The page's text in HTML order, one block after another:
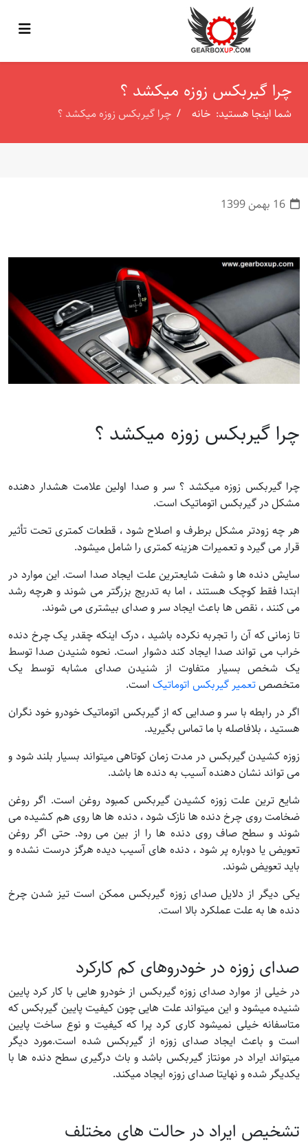
چرا گیربکس زوزه میکشد ؟
شما اینجا هستید: خانه چرا گیربکس زوزه میکشد ؟
16 بهمن 1399
چرا گیربکس زوزه میکشد ؟
چرا گیربکس زوزه میکشد ؟ سر و صدا اولین علامت هشدار دهنده
مشکل در گیربکس اتوماتیک است.
هر چه زودتر مشکل برطرف و اصلاح شود ، قطعات کمتری تحت تأثیر
قرار می گیرد و تعمیرات هزینه کمتری را شامل میشود.
سایش دنده ها و شفت شایعترین علت ایجاد صدا است. این موارد در
ابتدا فقط کوچک هستند ، اما به تدریج بزرگتر می شوند و هرچه رشد
می کنند ، نقص ها باعث ایجاد سر و صدای بیشتری می شوند.
تا زمانی که آن را تجربه نکرده باشید ، درک اینکه چقدر یک چرخ دنده
خراب می تواند صدا ایجاد کند دشوار است. نحوه شنیدن صدا توسط
یک شخص بسیار متفاوت از شنیدن صدای مشابه توسط یک
متخصصتعمیر گیربکس اتوماتیک است.
اگر در رابطه با سر و صدایی که از گیربکس اتوماتیک خودرو خود نگران
هستید ، بلافاصله با ما تماس بگیرید.
زوزه کشیدن گیربکس در مدت زمان کوتاهی میتواند بسیار بلند شود و
می تواند نشان دهنده آسیب به دنده ها باشد.
شایع ترین علت زوزه کشیدن گیربکس کمبود روغن است. اگر روغن
ضخامت روی چرخ دنده ها نازک شود ، دنده ها ها روی هم کشیده می
شوند و سطح صاف روی دنده ها را از بین می رود. حتی اگر روغن
تعویض یا دوباره پر شود ، دنده های آسیب دیده هرگز درست نشده و
باید تعویض شوند.
یکی دیگر از دلایل صدای زوزه گیربکس ممکن است تیز شدن چرخ
دنده ها به علت عملکرد بالا است.
صدای زوزه در خودروهای کم کارکرد
در خیلی از موارد صدای زوزه گیربکس از خودرو هایی با کار کرد پایین
شنیده میشود و این میتواند علت هایی چون کیفیت پایین گیربکس که
متاسفانه خیلی نمیشود کاری کرد پرا که کیفیت و نوع ساخت پایین
است و باعث ایجاد صدای زوزه از گیربکس شده است.مورد دیگر
میتواند ایراد در مونتاز گیربکس باشد و باث درگیری سطح دنده ها با
یکدیگر شده و نهایتا صدای زوزه ایجاد میکند.
تشخیص ایراد در حالت های مختلف